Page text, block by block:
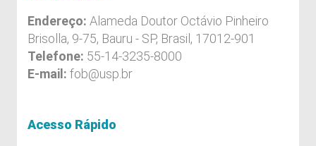
Endereço: Alameda Doutor Octávio Pinheiro
Brisolla, 9-75, Bauru - SP, Brasil, 17012-901
Telefone: 55-14-3235-8000
E-mail: fob@usp.br
Acesso Rápido